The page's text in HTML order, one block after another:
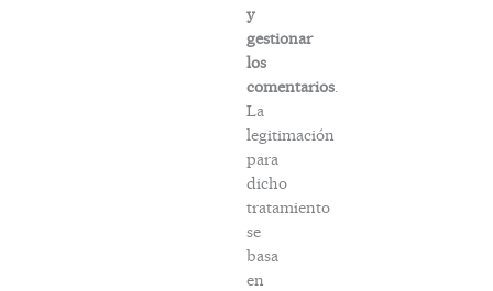
y
gestionar
los
comentarios.
La
legitimación
para
dicho
tratamiento
se
basa
en